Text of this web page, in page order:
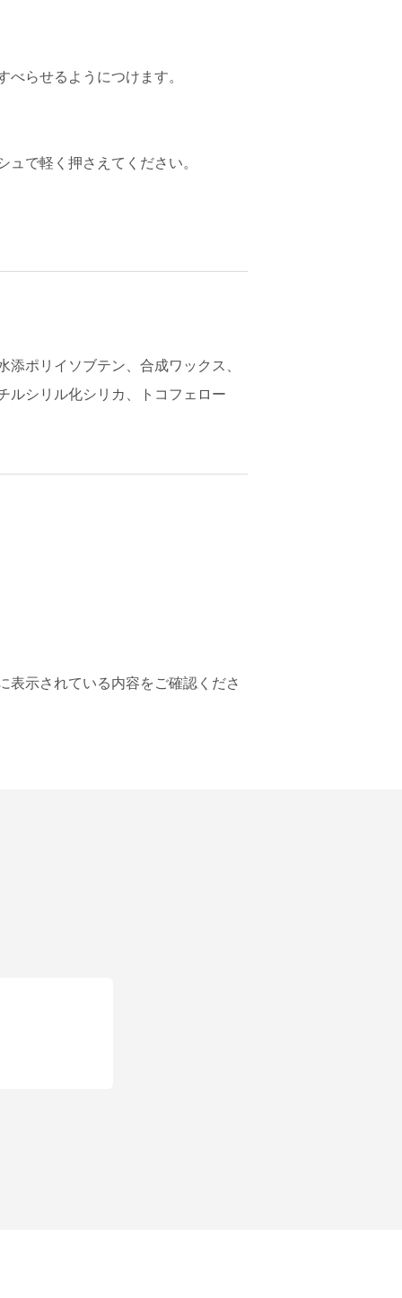
らせるようにつけます。
で軽く押さえてください。
ポリイソブテン、合成ワックス、
ルシリル化シリカ、トコフェロー
示されている内容をご確認くださ